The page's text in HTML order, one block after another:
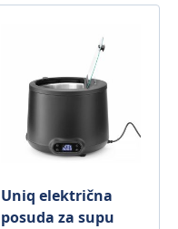
Uniq električna
posuda za supu